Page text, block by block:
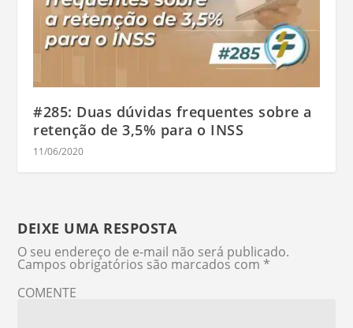
#285: Duas dúvidas frequentes sobre a
retenção de 3,5% para o INSS
11/06/2020
DEIXE UMA RESPOSTA
O seu endereço de e-mail não será publicado.
Campos obrigatórios são marcados com *
COMENTE